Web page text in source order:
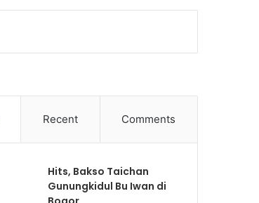
Recent Comments
Hits, Bakso Taichan
Gunungkidul Bu Iwan di